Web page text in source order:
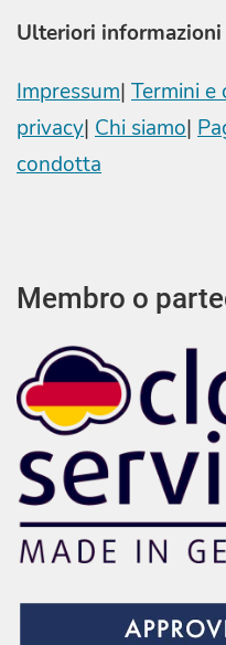
Ulteriori
Impressum| Termini e
privacy| Chi siamo|
condotta
Membro o